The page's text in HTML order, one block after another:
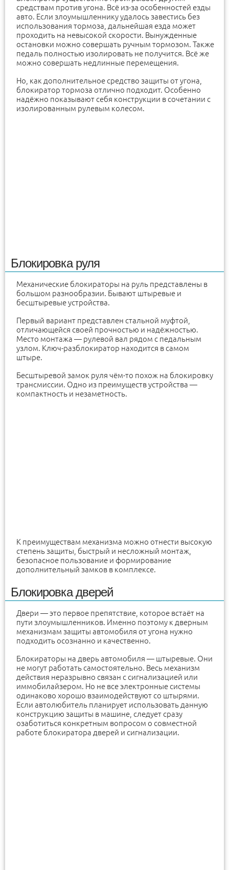
средствам против угона. Всё из-за особенностей езды
авто. Если злоумышленнику удалось завестись без
использования тормоза, дальнейшая езда может
проходить на невысокой скорости. Вынужденные
остановки можно совершать ручным тормозом. Также
педаль полностью изолировать не получится. Всё же
можно совершать недлинные перемещения.
Но, как дополнительное средство защиты от угона,
блокиратор тормоза отлично подходит. Особенно
надёжно показывают себя конструкции в сочетании с
изолированным рулевым колесом.
Блокировка руля
Механические блокираторы на руль представлены в
большом разнообразии. Бывают штыревые и
бесштыревые устройства.
Первый вариант представлен стальной муфтой,
отличающейся своей прочностью и надёжностью.
Место монтажа — рулевой вал рядом с педальным
узлом. Ключ-разблокиратор находится в самом
штыре.
Бесштыревой замок руля чём-то похож на блокировку
трансмиссии. Одно из преимуществ устройства —
компактность и незаметность.
К преимуществам механизма можно отнести высокую
степень защиты, быстрый и несложный монтаж,
безопасное пользование и формирование
дополнительный замков в комплексе.
Блокировка дверей
Двери — это первое препятствие, которое встаёт на
пути злоумышленников. Именно поэтому к дверным
механизмам защиты автомобиля от угона нужно
подходить осознанно и качественно.
Блокираторы на дверь автомобиля — штыревые. Они
не могут работать самостоятельно. Весь механизм
действия неразрывно связан с сигнализацией или
иммобилайзером. Но не все электронные системы
одинаково хорошо взаимодействуют со штырями.
Если автолюбитель планирует использовать данную
конструкцию защиты в машине, следует сразу
озаботиться конкретным вопросом о совместной
работе блокиратора дверей и сигнализации.